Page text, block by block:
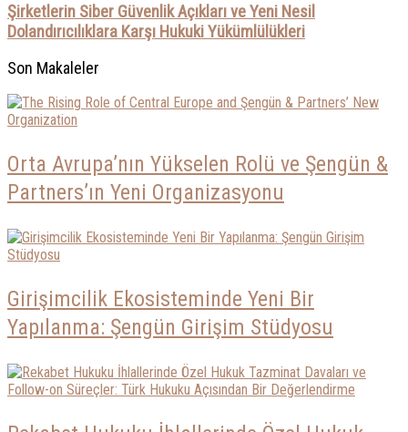
Şirketlerin Siber Güvenlik Açıkları ve Yeni Nesil
Dolandırıcılıklara Karşı Hukuki Yükümlülükleri
Son Makaleler
Orta Avrupa’nın Yükselen Rolü ve Şengün &
Partners’ın Yeni Organizasyonu
Girişimcilik Ekosisteminde Yeni Bir
Yapılanma: Şengün Girişim Stüdyosu